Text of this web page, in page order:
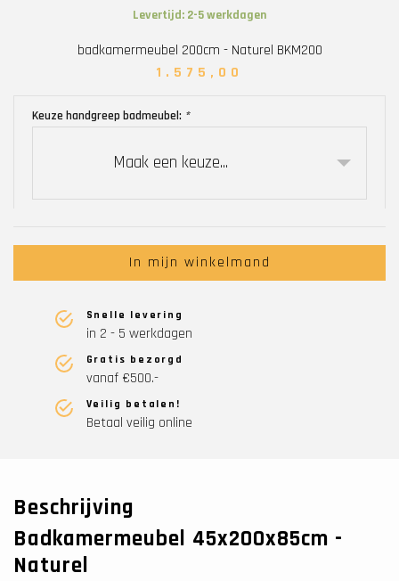
Levertijd: 2-5 werkdagen
badkamermeubel 200cm - Naturel BKM200
1.575,00
Keuze handgreep badmeubel: *
Maak een keuze...
In mijn winkelmand
Snelle levering
in 2 - 5 werkdagen
Gratis bezorgd
vanaf €500.-
Veilig betalen!
Betaal veilig online
Beschrijving
Badkamermeubel 45x200x85cm -
Naturel